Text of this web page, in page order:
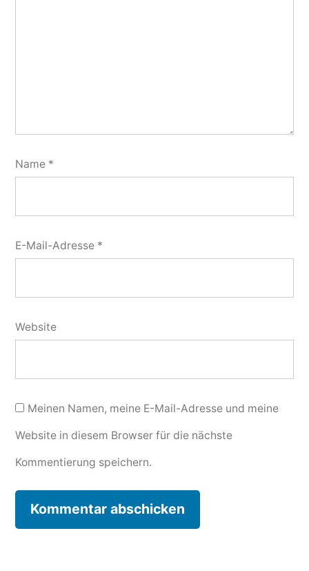
Name *
E-Mail-Adresse *
Website
Meinen Namen, meine E-Mail-Adresse und meine
Website in diesem Browser für die nächste
Kommentierung speichern.